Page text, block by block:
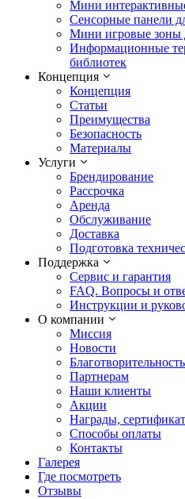
Мини
Сенсорные панели
Мини игровые зоны
Информационные
библиотек
Концепция
Концепция
Статьи
Преимущества
Безопасность
Материалы
Услуги
Брендирование
Рассрочка
Аренда
Обслуживание
Доставка
Подготовка
Поддержка
Сервис и гарантия
FAQ. Вопросы и
Инструкции и
О компании
Миссия
Новости
Благотворительность
Партнерам
Наши клиенты
Акции
Награды,
Способы оплаты
Контакты
Галерея
Где посмотреть
Отзывы